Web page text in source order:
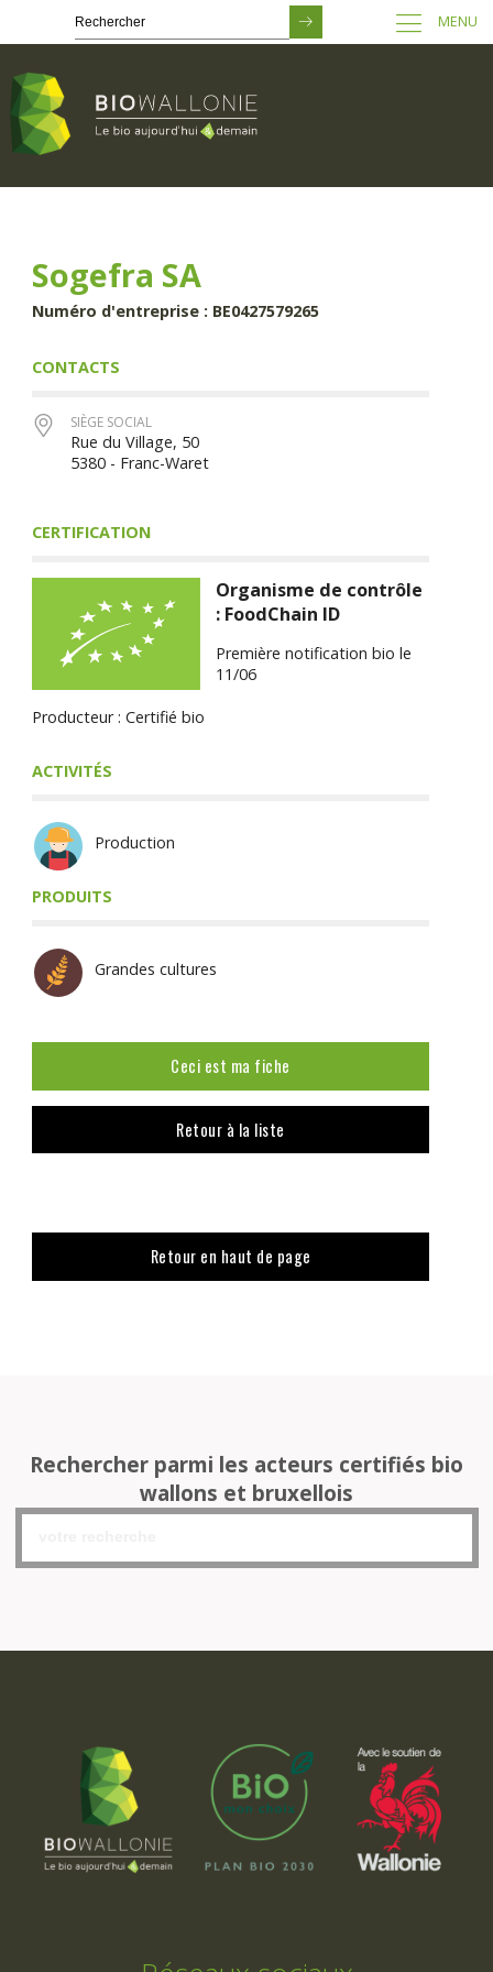
principal
MENU
Sogefra SA
Numéro d'entreprise : BE0427579265
CONTACTS
SIÈGE SOCIAL
Rue du Village, 50
5380 - Franc-Waret
CERTIFICATION
Organisme de contrôle
: FoodChain ID
Première notification bio le
11/06
Producteur : Certifié bio
ACTIVITÉS
Production
PRODUITS
Grandes cultures
Ceci est ma fiche
Retour à la liste
Retour en haut de page
Rechercher parmi les acteurs certifiés bio
wallons et bruxellois